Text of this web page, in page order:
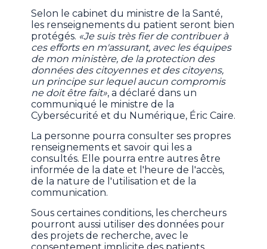
Selon le cabinet du ministre de la Santé,
les renseignements du patient seront bien
protégés. «Je suis très fier de contribuer à
ces efforts en m'assurant, avec les équipes
de mon ministère, de la protection des
données des citoyennes et des citoyens,
un principe sur lequel aucun compromis
ne doit être fait», a déclaré dans un
communiqué le ministre de la
Cybersécurité et du Numérique, Éric Caire.
La personne pourra consulter ses propres
renseignements et savoir qui les a
consultés. Elle pourra entre autres être
informée de la date et l'heure de l'accès,
de la nature de l'utilisation et de la
communication.
Sous certaines conditions, les chercheurs
pourront aussi utiliser des données pour
des projets de recherche, avec le